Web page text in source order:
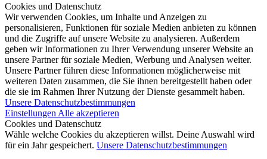
Cookies und Datenschutz
Wir verwenden Cookies, um Inhalte und Anzeigen zu
personalisieren, Funktionen für soziale Medien anbieten zu können
und die Zugriffe auf unsere Website zu analysieren. Außerdem
geben wir Informationen zu Ihrer Verwendung unserer Website an
unsere Partner für soziale Medien, Werbung und Analysen weiter.
Unsere Partner führen diese Informationen möglicherweise mit
weiteren Daten zusammen, die Sie ihnen bereitgestellt haben oder
die sie im Rahmen Ihrer Nutzung der Dienste gesammelt haben.
Unsere Datenschutzbestimmungen
Einstellungen Alle akzeptieren
Cookies und Datenschutz
Wähle welche Cookies du akzeptieren willst. Deine Auswahl wird
für ein Jahr gespeichert. Unsere Datenschutzbestimmungen